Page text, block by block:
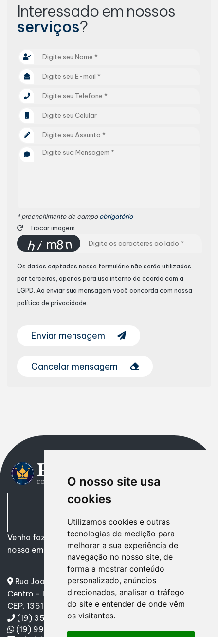
O nosso site usa
cookies
Utilizamos cookies e outras
tecnologias de medição para
melhorar a sua experiência de
navegação no nosso site, de
forma a mostrar conteúdo
personalizado, anúncios
direcionados, analisar o tráfego
do site e entender de onde vêm
os visitantes.
Interessado em nossos
serviços?
* preenchimento de campoobrigatório
Trocar imagem
Os dados captados nesse formulário não serão utilizados
por terceiros, apenas para uso interno de acordo com a
LGPD. Ao enviar sua mensagem você concorda com nossa
política de privacidade.
Enviar mensagem
Cancelar mensagem
Venha fazer uma parceria de Sucesso! Encontre em
nossa empresa tudo o que precisa.
Rua Joaquim Mourão, nº 760
Centro - Leme/SP
CEP. 13610-070
(19) 3571-9665
(19) 99192-0303